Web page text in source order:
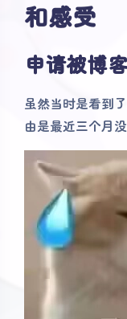
和感受
申请被博
虽然当时是看到
由是最近三个月